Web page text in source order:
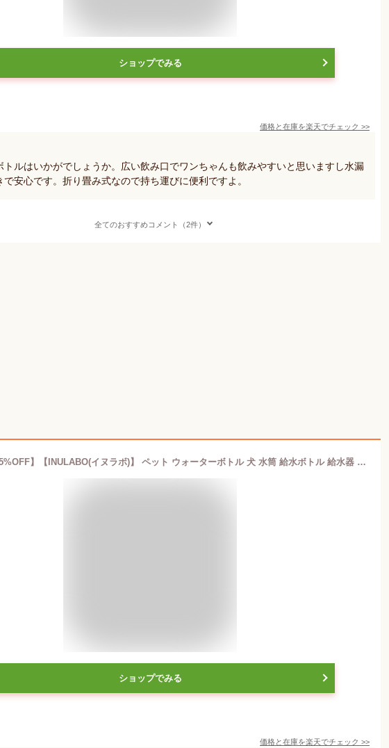
ショップでみる
価格と在庫を楽天でチェック >>
トルはいかがでしょうか。広い飲み口でワンちゃんも飲みやすいと思いますし水漏
安心です。折り畳み式なので持ち運びに便利ですよ。
全てのおすすめコメント（2件）
【2個以上で5%OFF】【INULABO(イヌラボ)】 ペット ウォーターボトル 犬 水筒 給水ボトル 給水器 ウォーターボトル 犬 散歩 お散歩グッズ 漏れ防止 ワンタッチ 日用品 熱中症対策 550ml - 300ml
ショップでみる
価格と在庫を楽天でチェック >>